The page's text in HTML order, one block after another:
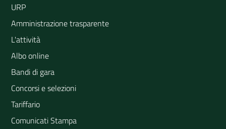
URP
Amministrazione trasparente
L'attività
Albo online
Bandi di gara
Concorsi e selezioni
Tariffario
Comunicati Stampa